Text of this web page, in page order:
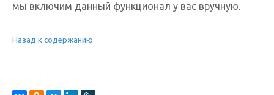
мы включим данный функционал у вас вручную.
Назад к содержанию